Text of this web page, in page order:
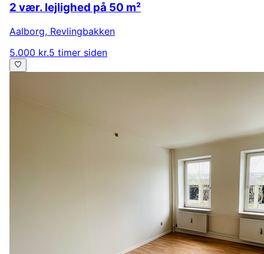
2 vær. lejlighed på 50 m²
Aalborg, Revlingbakken
5.000 kr.5 timer siden